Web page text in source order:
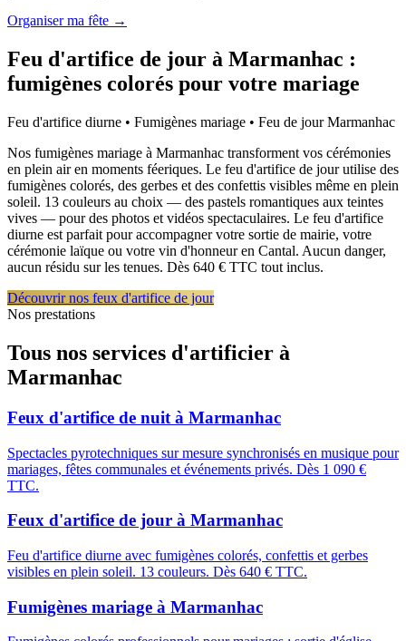
Organiser ma fête →
Feu d'artifice de jour à Marmanhac :
fumigènes colorés pour votre mariage
Feu d'artifice diurne • Fumigènes mariage • Feu de jourMarmanhac
Nos fumigènes mariage à Marmanhac transforment vos cérémonies
en plein air en moments féeriques. Le feu d'artifice de jour utilise des
fumigènes colorés, des gerbes et des confettis visibles même en plein
soleil. 13 couleurs au choix — des pastels romantiques aux teintes
vives — pour des photos et vidéos spectaculaires. Le feu d'artifice
diurne est parfait pour accompagner votre sortie de mairie, votre
cérémonie laïque ou votre vin d'honneur en Cantal. Aucun danger,
aucun résidu sur les tenues. Dès 640 € TTC tout inclus.
Découvrir nos feux d'artifice de jour
Nos prestations
Tous nos services d'artificier à
Marmanhac
Feux d'artifice de nuit à Marmanhac
Spectacles pyrotechniques sur mesure synchronisés en musique pour
mariages, fêtes communales et événements privés. Dès 1 090 €
TTC.
Feux d'artifice de jour à Marmanhac
Feu d'artifice diurne avec fumigènes colorés, confettis et gerbes
visibles en plein soleil. 13 couleurs. Dès 640 € TTC.
Fumigènes mariage à Marmanhac